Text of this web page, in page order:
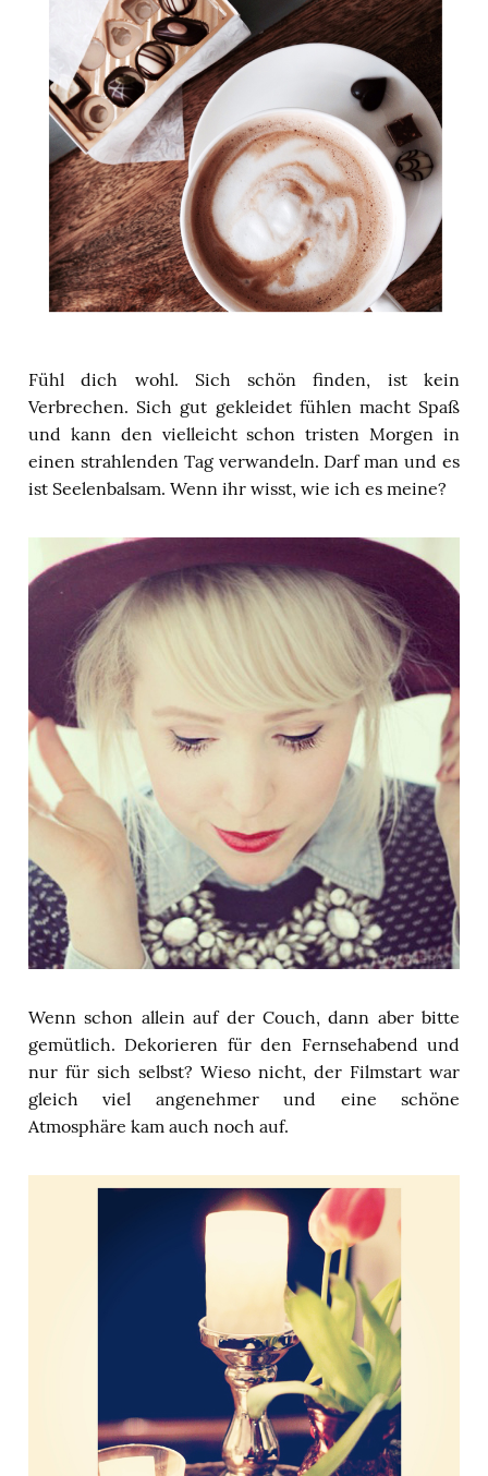
Fühl dich wohl. Sich schön finden, ist kein
Verbrechen. Sich gut gekleidet fühlen macht Spaß
und kann den vielleicht schon tristen Morgen in
einen strahlenden Tag verwandeln. Darf man und es
ist Seelenbalsam. Wenn ihr wisst, wie ich es meine?
Wenn schon allein auf der Couch, dann aber bitte
gemütlich. Dekorieren für den Fernsehabend und
nur für sich selbst? Wieso nicht, der Filmstart war
gleich viel angenehmer und eine schöne
Atmosphäre kam auch noch auf.